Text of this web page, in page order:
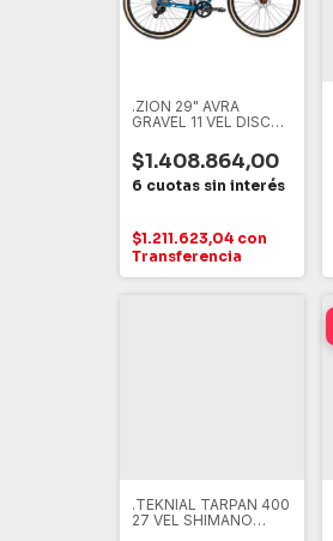
.ZION 29" AVRA
GRAVEL 11 VEL DISCO
$1.408.864,00
$1.211.623,04 con
Transferencia
.TEKNIAL TARPAN 400
27 VEL SHIMANO